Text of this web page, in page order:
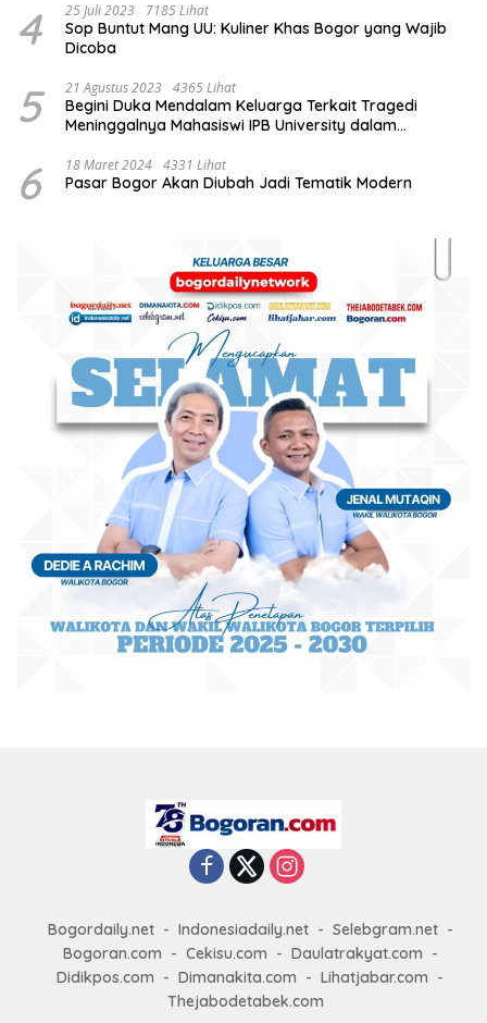
4 25 Juli 2023 7185 Lihat
Sop Buntut Mang UU: Kuliner Khas Bogor yang Wajib
Dicoba
5 21 Agustus 2023 4365 Lihat
Begini Duka Mendalam Keluarga Terkait Tragedi
Meninggalnya Mahasiswi IPB University dalam
6 18 Maret 2024 4331 Lihat
Pasar Bogor Akan Diubah Jadi Tematik Modern
Bogordaily.net Indonesiadaily.net
Selebgram.net
Bogoran.com
Cekisu.com
Daulatrakyat.com
Didikpos.com
Dimanakita.com
Lihatjabar.com
Thejabodetabek.com